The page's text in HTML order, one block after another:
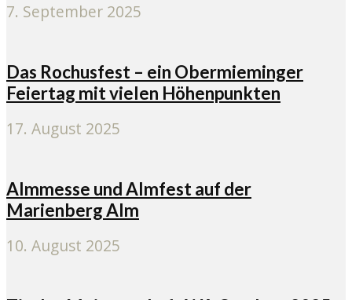
7. September 2025
Das Rochusfest – ein Obermieminger
Feiertag mit vielen Höhenpunkten
17. August 2025
Almmesse und Almfest auf der
Marienberg Alm
10. August 2025